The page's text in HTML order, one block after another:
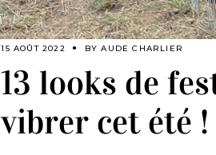
15 AOÛT 2022 BYAUDE CHARLIER
13 looks de
vibrer cet été !